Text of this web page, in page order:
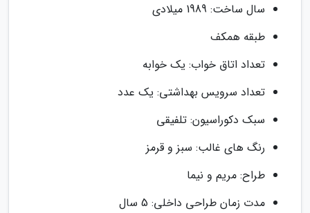
سال ساخت: 1989 میلادى
طبقه همکف
تعداد اتاق خواب: یک خوابه
تعداد سرویس بهداشتی: یک عدد
سبک دکوراسیون: تلفیقی
رنگ های غالب: سبز و قرمز
طراح: مریم و نیما
مدت زمان طراحی داخلی: 5 سال